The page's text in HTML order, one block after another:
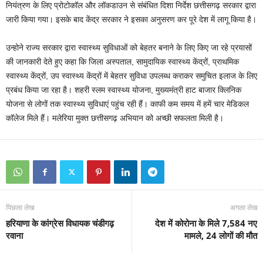
नियंत्रण के लिए प्रोटोकॉल और लॉकडाउन से संबंधित दिशा निर्देश छत्तीसगढ़ सरकार द्वारा
जारी किया गया। इसके बाद केंद्र सरकार ने इसका अनुसरण कर पूरे देश में लागू किया है।
उन्होने राज्य सरकार द्वारा स्वास्थ्य सुविधाओं को बेहतर बनाने के लिए किए जा रहे प्रयासों
की जानकारी देते हुए कहा कि जिला अस्पताल, सामुदायिक स्वास्थ्य केंद्रों, प्राथमिक
स्वास्थ्य केंद्रों, उप स्वास्थ्य केंद्रों में बेहतर सुविधा उपलब्ध कराकर समुचित इलाज के लिए
प्रबंध किया जा रहा है। शहरी स्लम स्वास्थ्य योजना, मुख्यमंत्री हाट बाजार क्लिनिक
योजना से लोगों तक स्वास्थ्य सुविधाएं पहुंच रही हैं। काफी कम समय में हमें चार मेडिकल
कॉलेज मिले हैं। मलेरिया मुक्त छत्तीसगढ़ अभियान को अच्छी सफलता मिली है।
पिछला लेख
हरियाणा के कांग्रेस विधायक चंडीगढ़
रवाना
अगला लेख
देश में कोरोना के मिले 7,584 नए
मामले, 24 लोगों की मौत